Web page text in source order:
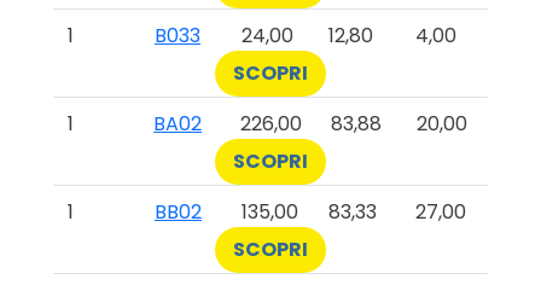
1
B033 24,00 12,80
4,00
SCOPRI
1
BA02 226,00 83,88
20,00
SCOPRI
1
BB02 135,00 83,33
27,00
SCOPRI